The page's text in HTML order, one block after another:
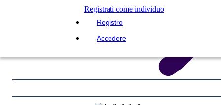
Registrati come individuo
Registro
Accedere